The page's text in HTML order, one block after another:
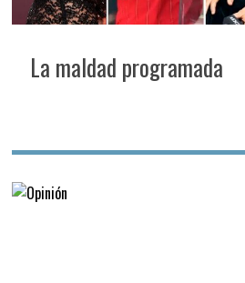
La maldad programada